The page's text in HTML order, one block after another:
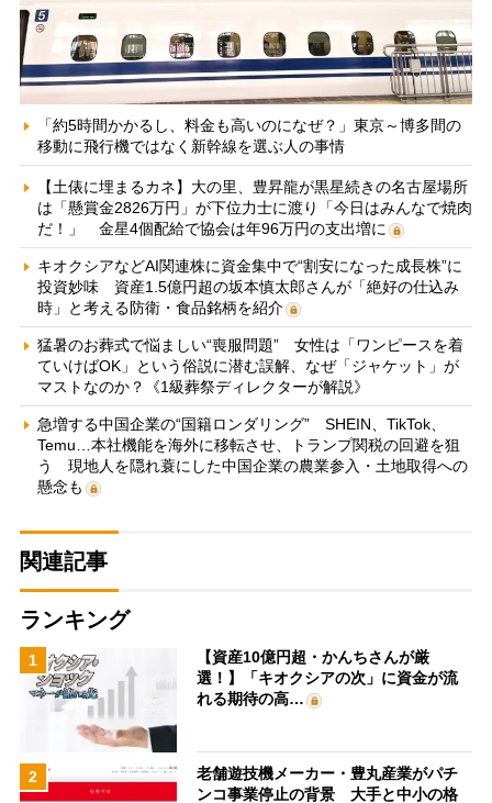
「約5時間かかるし、料金も高いのになぜ？」東京～博多間の
移動に飛行機ではなく新幹線を選ぶ人の事情
【土俵に埋まるカネ】大の里、豊昇龍が黒星続きの名古屋場所
は「懸賞金2826万円」が下位力士に渡り「今日はみんなで焼肉
だ！」 金星4個配給で協会は年96万円の支出増に
キオクシアなどAI関連株に資金集中で“割安になった成長株”に
投資妙味 資産1.5億円超の坂本慎太郎さんが「絶好の仕込み
時」と考える防衛・食品銘柄を紹介
猛暑のお葬式で悩ましい“喪服問題” 女性は「ワンピースを着
ていけばOK」という俗説に潜む誤解、なぜ「ジャケット」が
マストなのか？《1級葬祭ディレクターが解説》
急増する中国企業の“国籍ロンダリング” SHEIN、TikTok、
Temu…本社機能を海外に移転させ、トランプ関税の回避を狙
う 現地人を隠れ蓑にした中国企業の農業参入・土地取得への
懸念も
関連記事
ランキング
1
【資産10億円超・かんちさんが厳
選！】「キオクシアの次」に資金が流
れる期待の高…
2
老舗遊技機メーカー・豊丸産業がパチ
ンコ事業停止の背景 大手と中小の格